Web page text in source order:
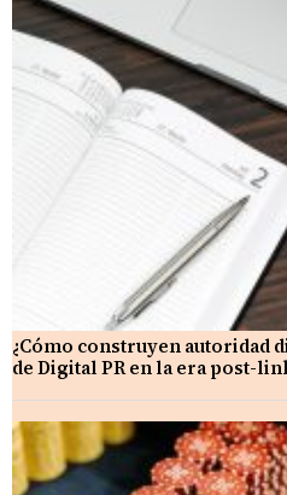
¿Cómo construyen autoridad
de Digital PR en la era post-